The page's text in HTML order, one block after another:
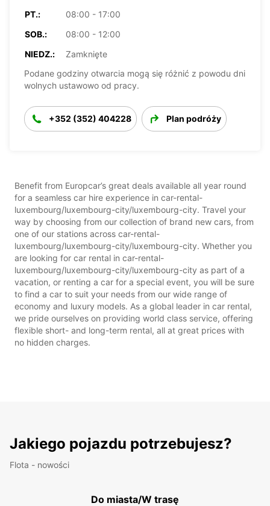
PT.:
08:00 - 17:00
SOB.:
08:00 - 12:00
NIEDZ.:
Zamknięte
Podane godziny otwarcia mogą się różnić z powodu dni
wolnych ustawowo od pracy.
+352 (352) 404228 Plan podróży
Benefit from Europcar’s great deals available all year round
for a seamless car hire experience in car-rental-
luxembourg/luxembourg-city/luxembourg-city. Travel your
way by choosing from our collection of brand new cars, from
one of our stations across car-rental-
luxembourg/luxembourg-city/luxembourg-city. Whether you
are looking for car rental in car-rental-
luxembourg/luxembourg-city/luxembourg-city as part of a
vacation, or renting a car for a special event, you will be sure
to find a car to suit your needs from our wide range of
economy and luxury models. As a global leader in car rental,
we pride ourselves on providing world class service, offering
flexible short- and long-term rental, all at great prices with
no hidden charges.
Jakiego pojazdu potrzebujesz?
Flota - nowości
Do miasta/W trasę